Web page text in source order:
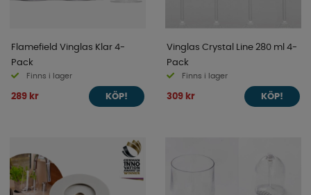
Flamefield Vinglas Klar 4-
Pack
Finns i lager
289 kr KÖP!
Vinglas Crystal Line 280 ml 4-
Pack
Finns i lager
309 kr KÖP!